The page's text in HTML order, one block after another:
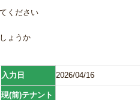
ください
ょうか
入力日 2026/04/16
現(前)テナント